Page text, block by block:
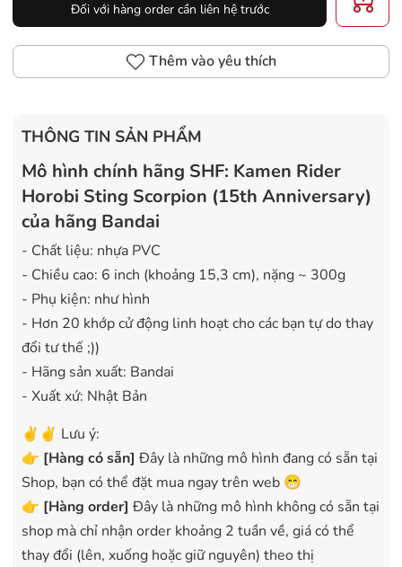
Đối với hàng order cần liên hệ trước
Thêm vào yêu thích
THÔNG TIN SẢN PHẨM
Mô hình chính hãng SHF: Kamen Rider
Horobi Sting Scorpion (15th Anniversary)
của hãng Bandai
- Chất liệu: nhựa PVC
- Chiều cao: 6 inch (khoảng 15,3 cm), nặng ~ 300g
- Phụ kiện: như hình
- Hơn 20 khớp cử động linh hoạt cho các bạn tự do thay
đổi tư thế ;))
- Hãng sản xuất: Bandai
- Xuất xứ: Nhật Bản
✌️✌️ Lưu ý:
👉 [Hàng có sẵn] Đây là những mô hình đang có sẵn tại
Shop, bạn có thể đặt mua ngay trên web 😁
👉 [Hàng order] Đây là những mô hình không có sẵn tại
shop mà chỉ nhận order khoảng 2 tuần về, giá có thể
thay đổi (lên, xuống hoặc giữ nguyên) theo thị